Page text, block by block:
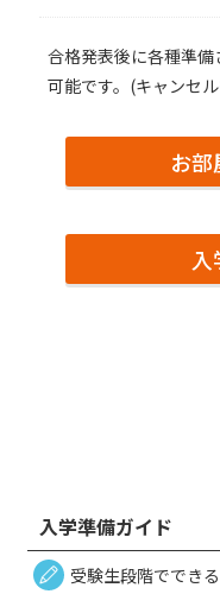
合格発表後に各種準
可能です。(キャンセ
お
入学準備ガイド
受験生段階ででき